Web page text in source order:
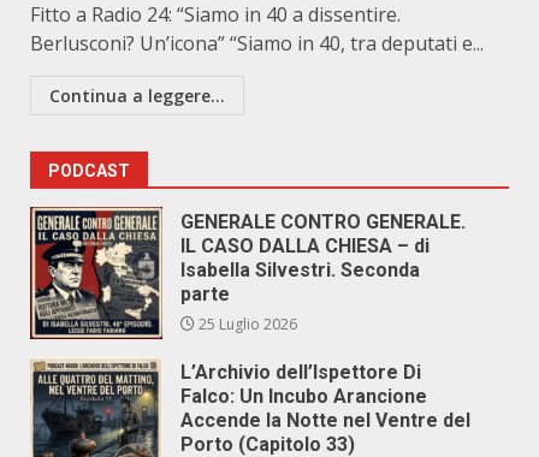
Fitto a Radio 24: “Siamo in 40 a dissentire.
Berlusconi? Un’icona” “Siamo in 40, tra deputati e...
Continua a leggere...
PODCAST
GENERALE CONTRO GENERALE.
IL CASO DALLA CHIESA – di
Isabella Silvestri. Seconda
parte
25 Luglio 2026
L’Archivio dell’Ispettore Di
Falco: Un Incubo Arancione
Accende la Notte nel Ventre del
Porto (Capitolo 33)